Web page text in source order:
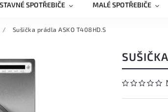
SPOTŘEBIČE MALÉ SPOTŘEBIČE
/ Sušička prádla ASKO T408HD.S